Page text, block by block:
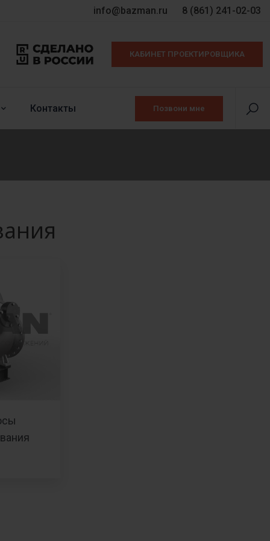
info@bazman.ru 8 (861) 241-02-03
КАБИНЕТ ПРОЕКТИРОВЩИКА
Контакты Позвони мне